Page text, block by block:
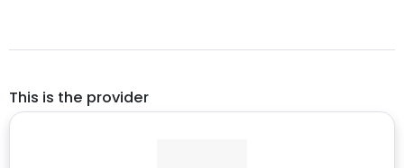
This is the provider